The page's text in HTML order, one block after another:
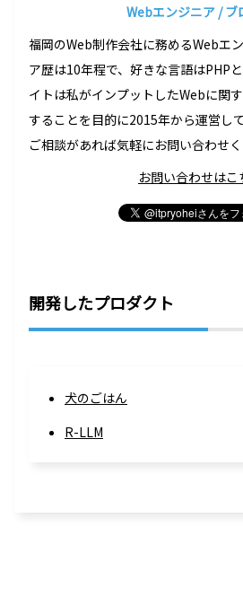
Webエンジニア / ブ
福岡のWeb制作会社に務めるWebエ
ア歴は10年程で、好きな言語はPHP
イトは私がインプットしたWebに関
することを目的に2015年から運営し
ご相談があれば気軽にお問い合わせく
お問い合わせはこ
開発したプロダクト
犬のごはん
R-LLM